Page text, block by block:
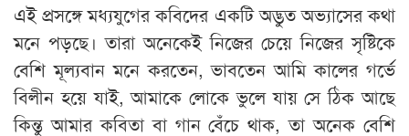
এই প্রসঙ্গে মধ্যযুগের কবিদের একটি অদ্ভুত অভ্যাসের কথা
মনে পড়ছে। তারা অনেকেই নিজের চেয়ে নিজের সৃষ্টিকে
বেশি মূল্যবান মনে করতেন, ভাবতেন আমি কালের গর্ভে
বিলীন হয়ে যাই, আমাকে লোকে ভুলে যায় সে ঠিক আছে
কিন্তু আমার কবিতা বা গান বেঁচে থাক, তা অনেক বেশি